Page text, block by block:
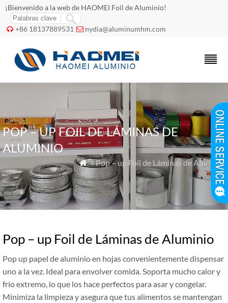
¡Bienvenido a la web de HAOMEI Foil de Aluminio!
 +86 18137889531  nydia@aluminumhm.com
POP – UP FOIL DE LÁMINAS DE
ALUMINIO
 » Pop – up Foil de Láminas de Aluminio
Pop – up Foil de Láminas de Aluminio
Pop up papel de aluminio en hojas convenientemente dispensar
uno a la vez. Ideal para envolver comida. Soporta mucho calor y
frío extremo, lo que los hace perfectos para asar y congelar.
Minimiza la limpieza y asegura que tus alimentos se mantengan